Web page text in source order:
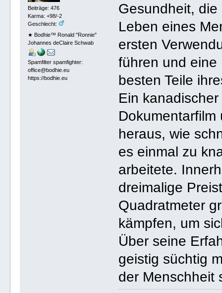
Beiträge: 476
Karma: +98/-2
Geschlecht:
★ Bodhie™ Ronald "Ronnie"
Johannes deClaire Schwab
Spamfilter spamfighter:
office@bodhie.eu
https://bodhie.eu
Gesundheit,
Leben eines
ersten
führen und eine
besten Teile
Ein
heraus, wie
es einmal zu
arbeitete.
dreimalige
Quadratmeter
kämpfen, um
Über seine
geistig süchtig
der Menschheit